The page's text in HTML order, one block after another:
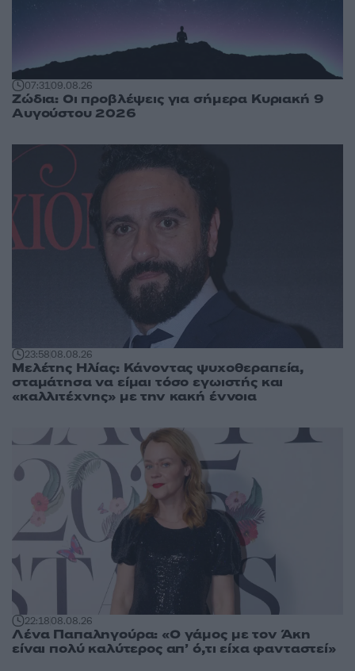
07:3109.08.26
Ζώδια: Οι προβλέψεις για σήμερα Κυριακή 9
Αυγούστου 2026
23:5808.08.26
Μελέτης Ηλίας: Κάνοντας ψυχοθεραπεία,
σταμάτησα να είμαι τόσο εγωιστής και
«καλλιτέχνης» με την κακή έννοια
22:1808.08.26
Λένα Παπαληγούρα: «Ο γάμος με τον Άκη
είναι πολύ καλύτερος απ’ ό,τι είχα φανταστεί»